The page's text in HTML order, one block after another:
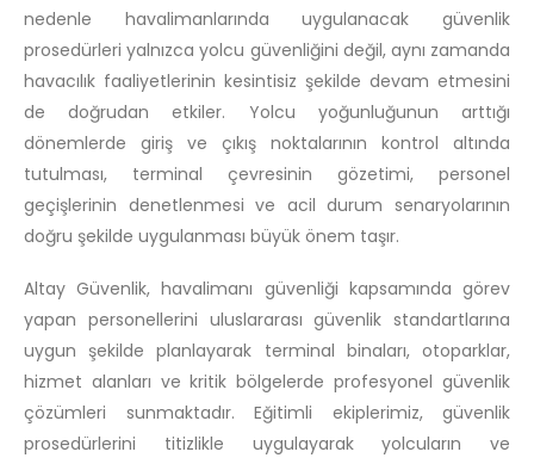
nedenle havalimanlarında uygulanacak güvenlik
prosedürleri yalnızca yolcu güvenliğini değil, aynı zamanda
havacılık faaliyetlerinin kesintisiz şekilde devam etmesini
de doğrudan etkiler. Yolcu yoğunluğunun arttığı
dönemlerde giriş ve çıkış noktalarının kontrol altında
tutulması, terminal çevresinin gözetimi, personel
geçişlerinin denetlenmesi ve acil durum senaryolarının
doğru şekilde uygulanması büyük önem taşır.
Altay Güvenlik, havalimanı güvenliği kapsamında görev
yapan personellerini uluslararası güvenlik standartlarına
uygun şekilde planlayarak terminal binaları, otoparklar,
hizmet alanları ve kritik bölgelerde profesyonel güvenlik
çözümleri sunmaktadır. Eğitimli ekiplerimiz, güvenlik
prosedürlerini titizlikle uygulayarak yolcuların ve